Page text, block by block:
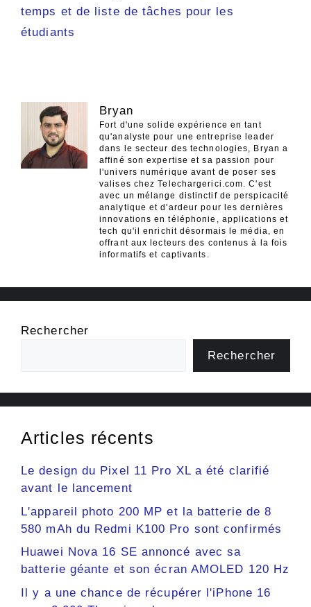
temps et de liste de tâches pour les
étudiants
Bryan
Fort d'une solide expérience en tant
qu'analyste pour une entreprise leader
dans le secteur des technologies, Bryan a
affiné son expertise et sa passion pour
l'univers numérique avant de poser ses
valises chez Telechargerici.com. C'est
avec un mélange distinctif de perspicacité
analytique et d'ardeur pour les dernières
innovations en téléphonie, applications et
tech qu'il enrichit désormais le média, en
offrant aux lecteurs des contenus à la fois
informatifs et captivants.
Rechercher
Rechercher
Articles récents
Le design du Pixel 11 Pro XL a été clarifié
avant le lancement
L'appareil photo 200 MP et la batterie de 8
580 mAh du Redmi K100 Pro sont confirmés
Huawei Nova 16 SE annoncé avec sa
batterie géante et son écran AMOLED 120 Hz
Il y a une chance de récupérer l'iPhone 16